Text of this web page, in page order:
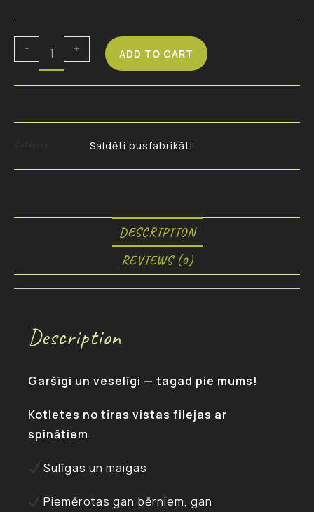
- + ADD TO CART
Saldēti pusfabrikāti
DESCRIPTION
REVIEWS (0)
Description
Garšīgi un veselīgi — tagad pie mums!
Kotletes no tīras vistas filejas ar
spinātiem:
Sulīgas un maigas
Piemērotas gan bērniem, gan